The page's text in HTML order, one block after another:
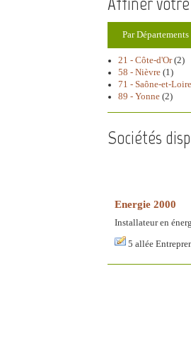
Par Départements
21 - Côte-d'Or(2)
58 - Nièvre (1)
71 - Saône-et-Loire
89 - Yonne (2)
Sociétés
Energie 2000
Installateur en
5 allée